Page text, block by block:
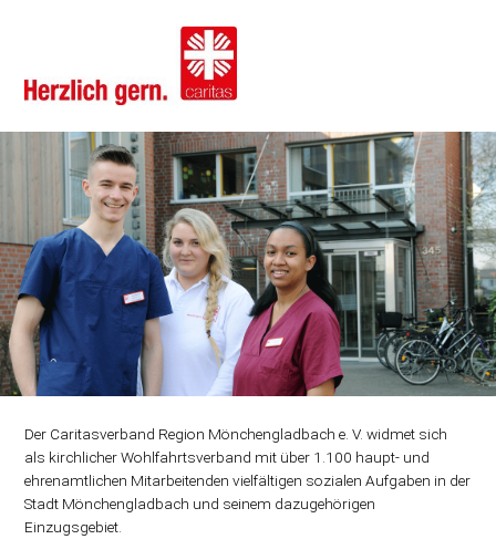
Der Caritasverband Region Mönchengladbach e. V. widmet sich
als kirchlicher Wohlfahrtsverband mit über 1.100 haupt- und
ehrenamtlichen Mitarbeitenden vielfältigen sozialen Aufgaben in der
Stadt Mönchengladbach und seinem dazugehörigen
Einzugsgebiet.